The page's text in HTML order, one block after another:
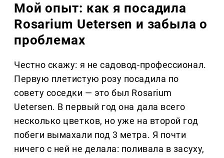
Мой опыт: как я посадила
Rosarium Uetersen и забыла о
проблемах
Честно скажу: я не садовод-профессионал.
Первую плетистую розу посадила по
совету соседки — это был Rosarium
Uetersen. В первый год она дала всего
несколько цветков, но уже на второй год
побеги вымахали под 3 метра. Я почти
ничего с ней не делала: поливала в засуху,